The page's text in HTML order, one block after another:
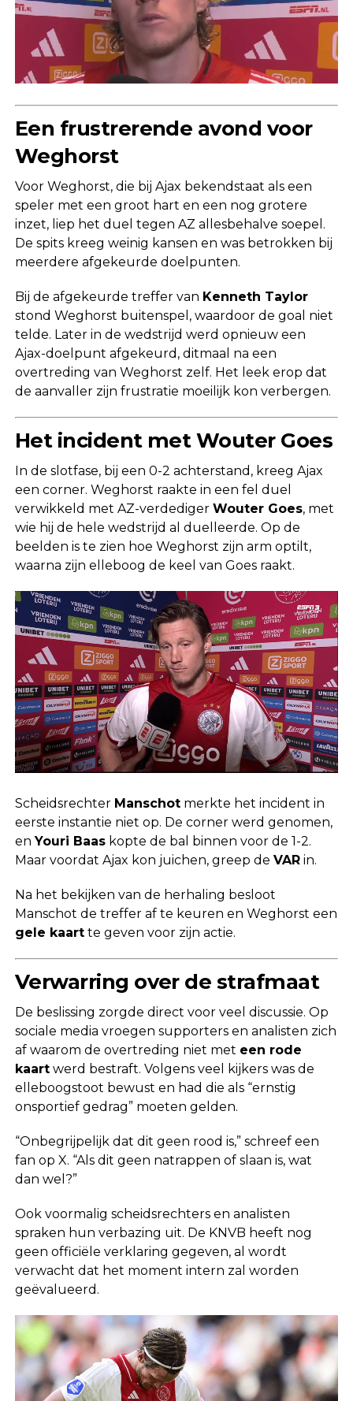
Een frustrerende avond voor
Weghorst
Voor Weghorst, die bij Ajax bekendstaat als een
speler met een groot hart en een nog grotere
inzet, liep het duel tegen AZ allesbehalve soepel.
De spits kreeg weinig kansen en was betrokken bij
meerdere afgekeurde doelpunten.
Bij de afgekeurde treffer van Kenneth Taylor
stond Weghorst buitenspel, waardoor de goal niet
telde. Later in de wedstrijd werd opnieuw een
Ajax-doelpunt afgekeurd, ditmaal na een
overtreding van Weghorst zelf. Het leek erop dat
de aanvaller zijn frustratie moeilijk kon verbergen.
Het incident met Wouter Goes
In de slotfase, bij een 0-2 achterstand, kreeg Ajax
een corner. Weghorst raakte in een fel duel
verwikkeld met AZ-verdediger Wouter Goes, met
wie hij de hele wedstrijd al duelleerde. Op de
beelden is te zien hoe Weghorst zijn arm optilt,
waarna zijn elleboog de keel van Goes raakt.
Scheidsrechter Manschotmerkte het incident in
eerste instantie niet op. De corner werd genomen,
enYouri Baaskopte de bal binnen voor de 1-2.
Maar voordat Ajax kon juichen, greep de VARin.
Na het bekijken van de herhaling besloot
Manschot de treffer af te keuren en Weghorst een
gele kaartte geven voor zijn actie.
Verwarring over de strafmaat
De beslissing zorgde direct voor veel discussie. Op
sociale media vroegen supporters en analisten zich
af waarom de overtreding niet met een rode
kaartwerd bestraft. Volgens veel kijkers was de
elleboogstoot bewust en had die als “ernstig
onsportief gedrag” moeten gelden.
“Onbegrijpelijk dat dit geen rood is,” schreef een
fan op X. “Als dit geen natrappen of slaan is, wat
dan wel?”
Ook voormalig scheidsrechters en analisten
spraken hun verbazing uit. De KNVB heeft nog
geen officiële verklaring gegeven, al wordt
verwacht dat het moment intern zal worden
geëvalueerd.